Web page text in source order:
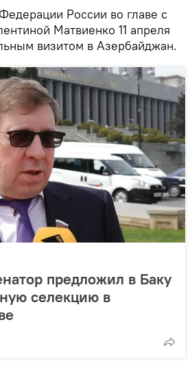
России во главе с
Матвиенко 11 апреля
визитом в Азербайджан.
предложил в Баку
селекцию в